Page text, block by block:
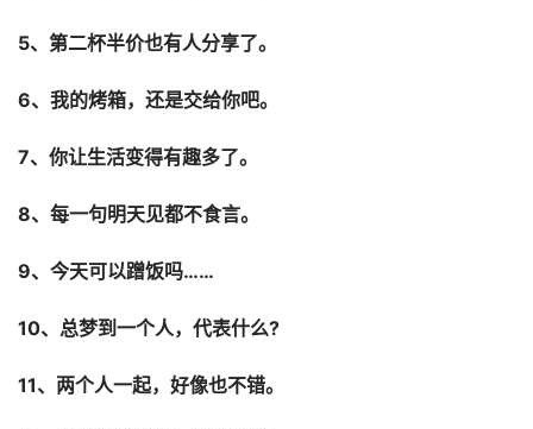
5、第二杯半价也有人分享了。
6、我的烤箱，还是交给你吧。
7、你让生活变得有趣多了。
8、每一句明天见都不食言。
9、今天可以蹭饭吗……
10、总梦到一个人，代表什么?
11、两个人一起，好像也不错。